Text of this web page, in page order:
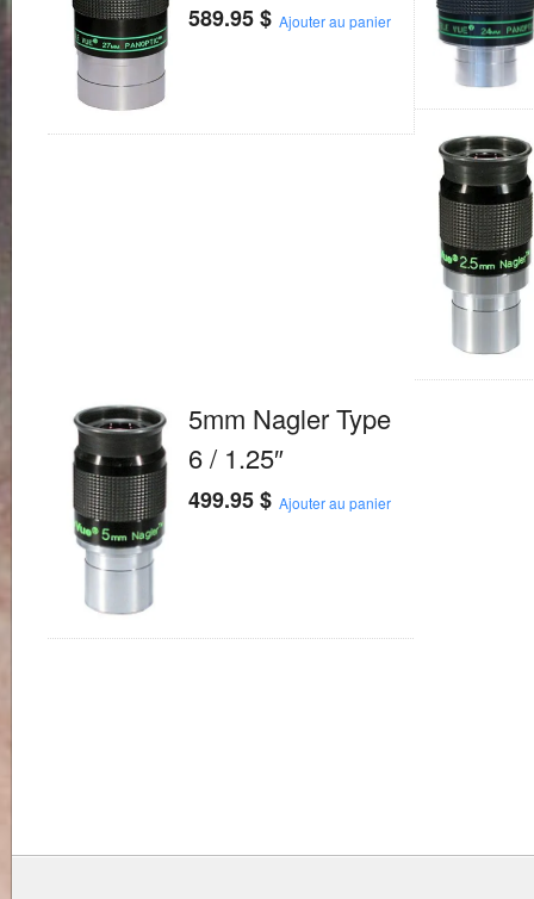
589.95$ Ajouter au panier
5mm Nagler Type
6 / 1.25″
499.95$ Ajouter au panier